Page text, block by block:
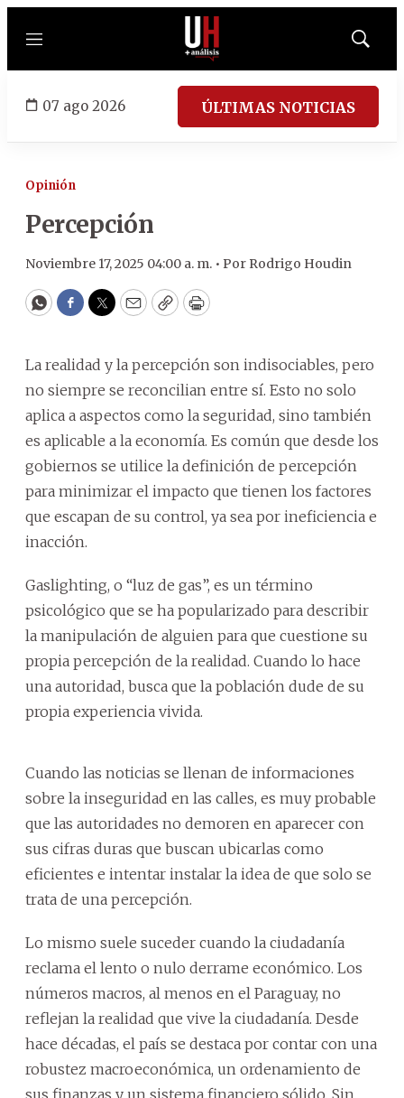
Menú
Mostrar
07 ago 2026 ÚLTIMAS NOTICIAS
Opinión
Percepción
Noviembre 17, 2025 04:00 a. m. • Por Rodrigo Houdin
WhatsApp
Facebook
Twitter
EmailCopyPrint
La realidad y la percepción son indisociables, pero
no siempre se reconcilian entre sí. Esto no solo
aplica a aspectos como la seguridad, sino también
es aplicable a la economía. Es común que desde los
gobiernos se utilice la definición de percepción
para minimizar el impacto que tienen los factores
que escapan de su control, ya sea por ineficiencia e
inacción.
Gaslighting, o “luz de gas”, es un término
psicológico que se ha popularizado para describir
la manipulación de alguien para que cuestione su
propia percepción de la realidad. Cuando lo hace
una autoridad, busca que la población dude de su
propia experiencia vivida.
Cuando las noticias se llenan de informaciones
sobre la inseguridad en las calles, es muy probable
que las autoridades no demoren en aparecer con
sus cifras duras que buscan ubicarlas como
eficientes e intentar instalar la idea de que solo se
trata de una percepción.
Lo mismo suele suceder cuando la ciudadanía
reclama el lento o nulo derrame económico. Los
números macros, al menos en el Paraguay, no
reflejan la realidad que vive la ciudadanía. Desde
hace décadas, el país se destaca por contar con una
robustez macroeconómica, un ordenamiento de
sus finanzas y un sistema financiero sólido. Sin